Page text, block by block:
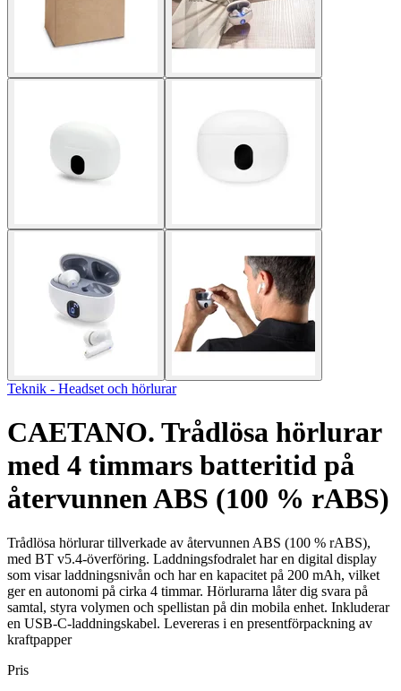
Teknik - Headset och hörlurar
CAETANO. Trådlösa hörlurar
med 4 timmars batteritid på
återvunnen ABS (100 % rABS)
Trådlösa hörlurar tillverkade av återvunnen ABS (100 % rABS),
med BT v5.4-överföring. Laddningsfodralet har en digital display
som visar laddningsnivån och har en kapacitet på 200 mAh, vilket
ger en autonomi på cirka 4 timmar. Hörlurarna låter dig svara på
samtal, styra volymen och spellistan på din mobila enhet. Inkluderar
en USB-C-laddningskabel. Levereras i en presentförpackning av
kraftpapper
Pris